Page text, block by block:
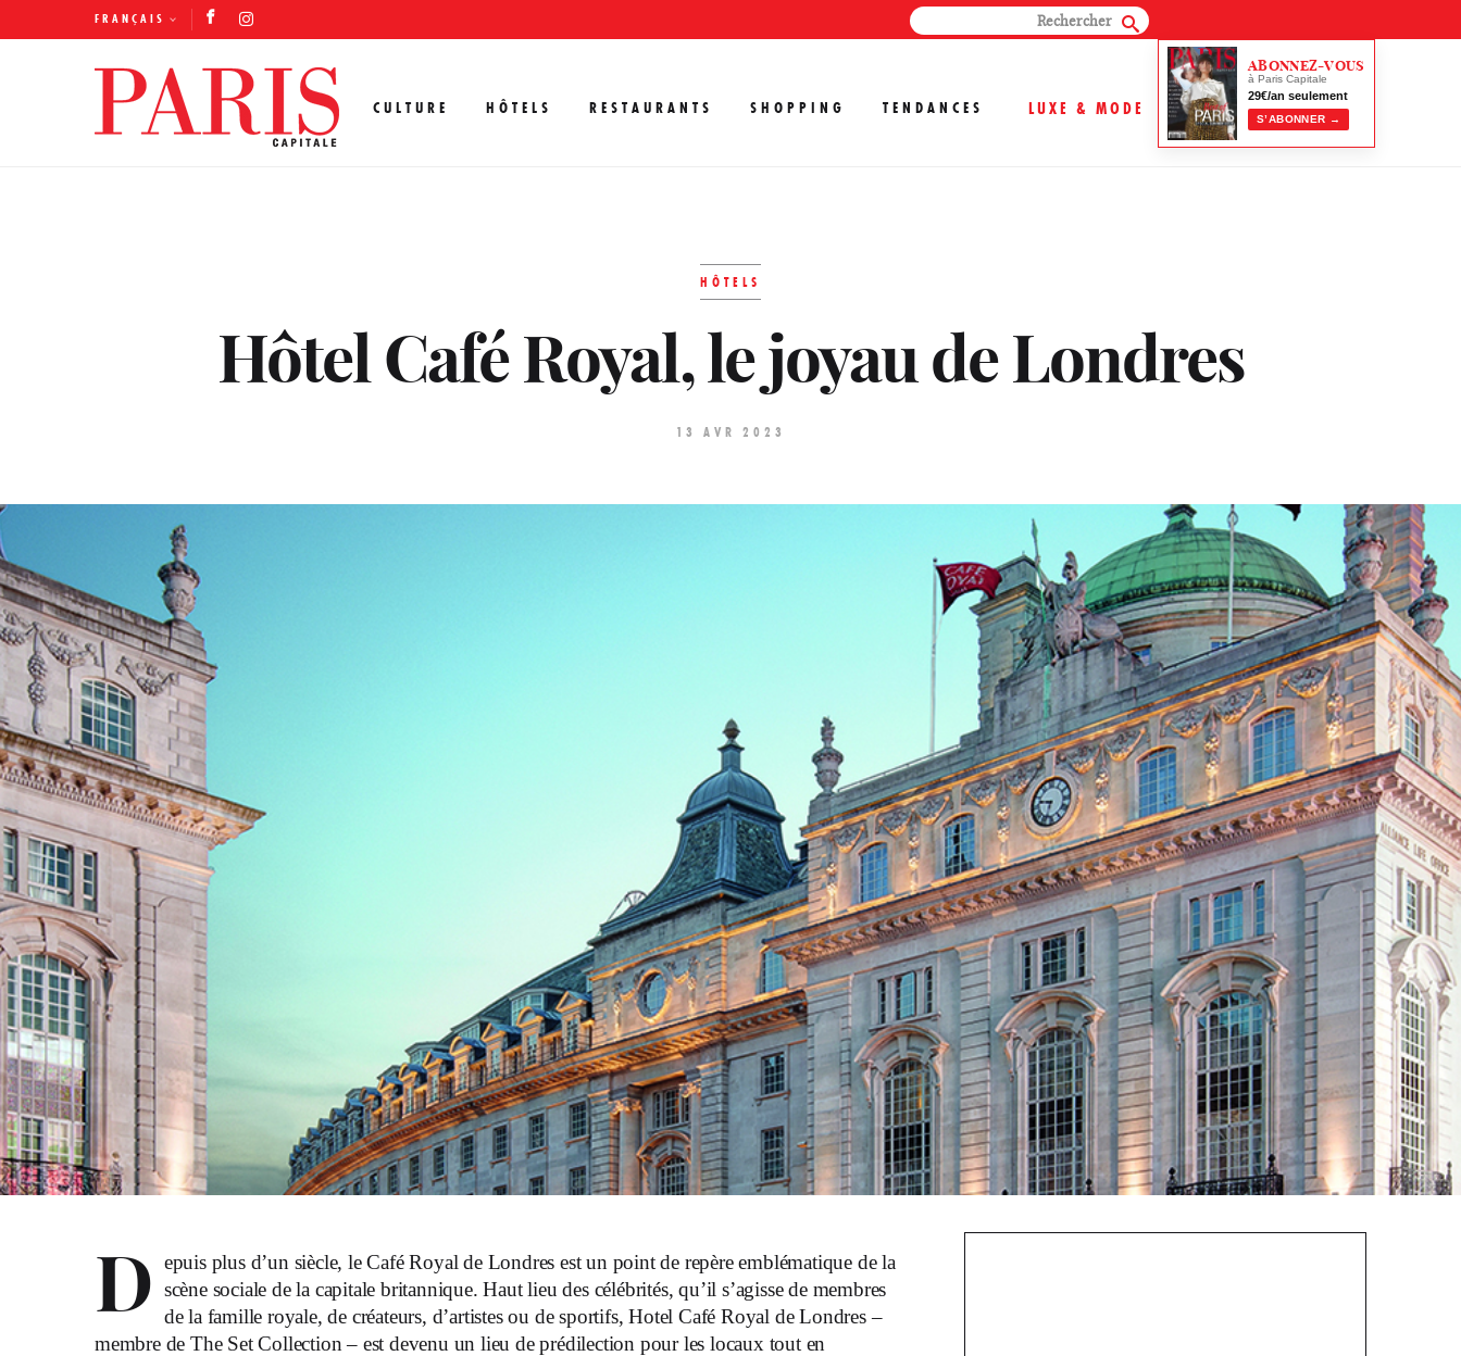
FRANÇAIS
CULTURE HÔTELS RESTAURANTS SHOPPING TENDANCES LUXE & MODE
ABONNEZ-VOUS
à Paris Capitale
29€/an seulement
S’ABONNER →
HÔTELS
Hôtel Café Royal, le joyau de Londres
13 AVR 2023
D epuis plus d’un siècle, le Café Royal de Londres est un point de repère emblématique de la
scène sociale de la capitale britannique. Haut lieu des célébrités, qu’il s’agisse de membres
de la famille royale, de créateurs, d’artistes ou de sportifs, Hotel Café Royal de Londres –
membre de The Set Collection – est devenu un lieu de prédilection pour les locaux tout en